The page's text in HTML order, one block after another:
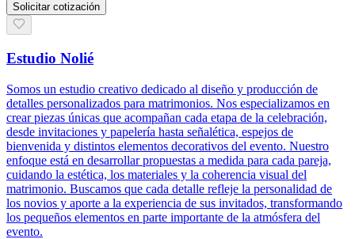
Solicitar cotización
Estudio Nolié
Somos un estudio creativo dedicado al diseño y producción de
detalles personalizados para matrimonios. Nos especializamos en
crear piezas únicas que acompañan cada etapa de la celebración,
desde invitaciones y papelería hasta señalética, espejos de
bienvenida y distintos elementos decorativos del evento. Nuestro
enfoque está en desarrollar propuestas a medida para cada pareja,
cuidando la estética, los materiales y la coherencia visual del
matrimonio. Buscamos que cada detalle refleje la personalidad de
los novios y aporte a la experiencia de sus invitados, transformando
los pequeños elementos en parte importante de la atmósfera del
evento.